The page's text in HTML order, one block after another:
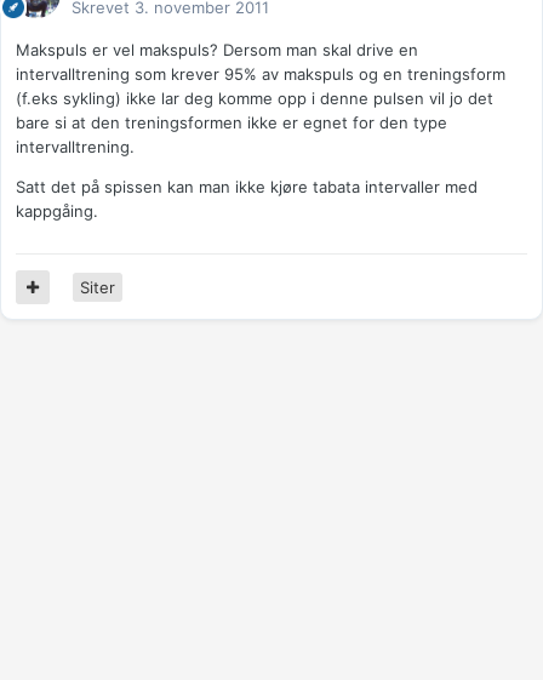
Skrevet 3. november 2011
Makspuls er vel makspuls? Dersom man skal drive en
intervalltrening som krever 95% av makspuls og en treningsform
(f.eks sykling) ikke lar deg komme opp i denne pulsen vil jo det
bare si at den treningsformen ikke er egnet for den type
intervalltrening.
Satt det på spissen kan man ikke kjøre tabata intervaller med
kappgåing.
Siter